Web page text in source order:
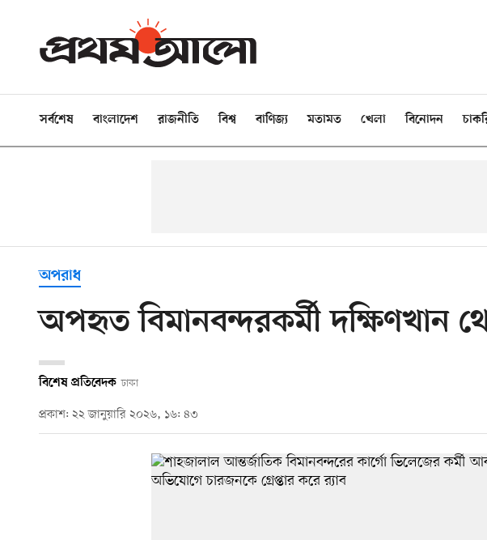
সর্বশেষ বাংলাদেশ রাজনীতি বিশ্ব বাণিজ্য মতামত খেলা বিনোদন
অপরাধ
অপহৃত বিমানবন্দরকর্মী দক্ষিণখান
বিশেষ প্রতিবেদক ঢাকা
প্রকাশ: ২২ জানুয়ারি ২০২৬, ১৬: ৪৩